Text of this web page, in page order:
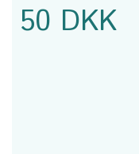
50 DKK